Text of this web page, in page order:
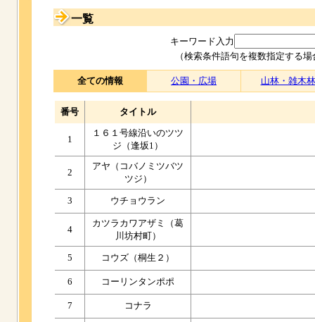
一覧
キーワード入力
（検索条件語句を複数指定する
全ての情報 公園・広場 山林・雑木林
番号 タイトル
1
１６１号線沿いのツツ
ジ（逢坂1）
2
アヤ（コバノミツバツ
ツジ）
3 ウチョウラン
4
カツラカワアザミ（葛
川坊村町）
5 コウズ（桐生２）
6 コーリンタンポポ
7 コナラ